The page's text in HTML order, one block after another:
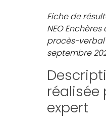
Fiche de
NEO
procès-
septembre
réalisée
expert